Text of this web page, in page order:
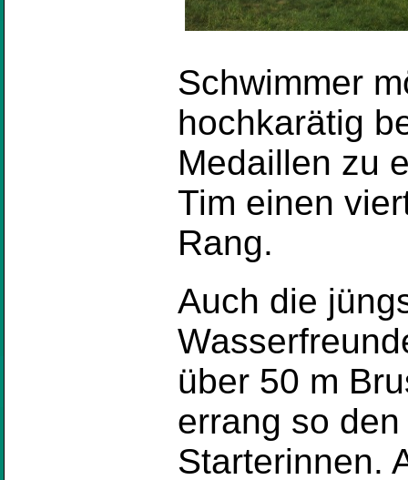
Schwimmer
hochkarätig
Medaillen zu
Tim einen
Rang.
Auch die
über 50 m
errang so
Starterinnen.